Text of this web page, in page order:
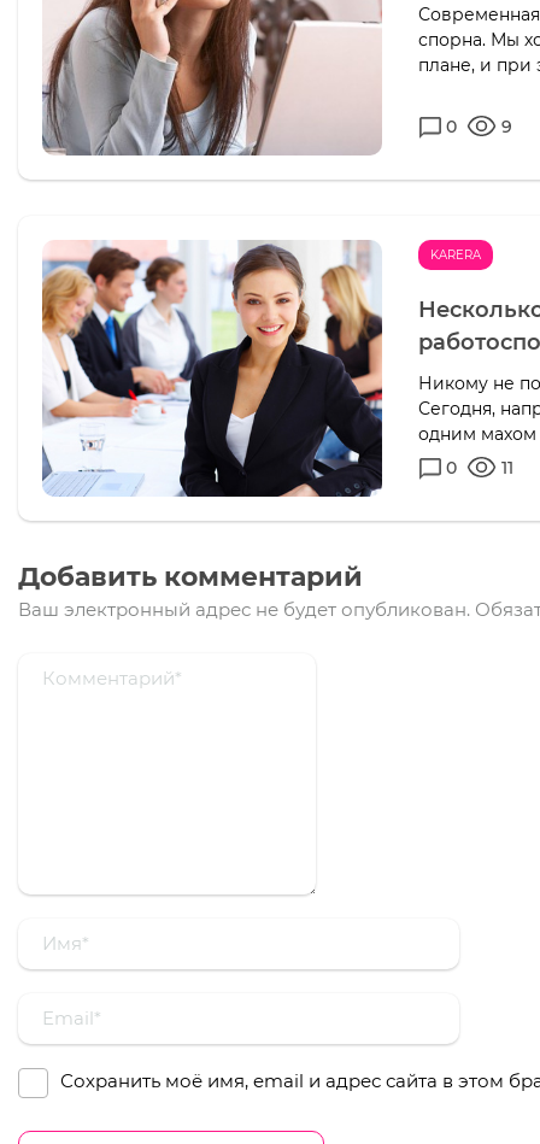
спорна. Мы
плане, и
0 9
KARERA
Никому не
Сегодня,
одним махом
0
11
Добавить комментарий
Ваш электронный адрес не будет опубликован.
Сохранить моё имя, email и адрес сайта в этом